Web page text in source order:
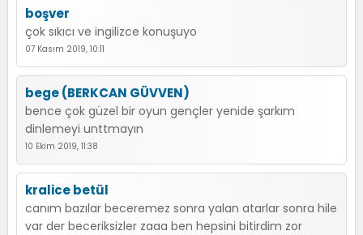
boşver
çok sıkıcı ve ingilizce konuşuyo
07 Kasım 2019, 10:11
bege (BERKCAN GÜVVEN)
bence çok güzel bir oyun gençler yenide şarkım
dinlemeyi unttmayın
10 Ekim 2019, 11:38
kralice betül
canım bazılar beceremez sonra yalan atarlar sonra hile
var der beceriksizler zaaa ben hepsini bitirdim zor